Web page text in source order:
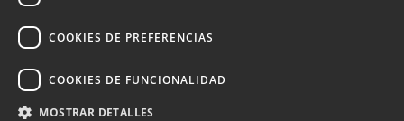
estilo de vida de Marbella
Acepto el
COOKIES DE PREFERENCIAS
COOKIES DE FUNCIONALIDAD
MOSTRAR DETALLES